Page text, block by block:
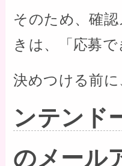
そのため、確
きは、「応募
決めつける前に
ンテンド
のメール